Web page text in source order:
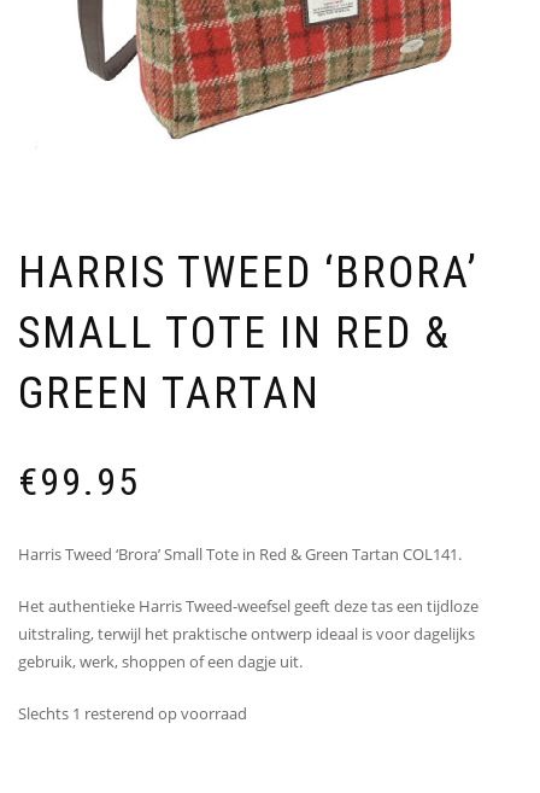
HARRIS TWEED ‘BRORA’
SMALL TOTE IN RED &
GREEN TARTAN
€99.95
Harris Tweed ‘Brora’ Small Tote in Red & Green Tartan COL141.
Het authentieke Harris Tweed-weefsel geeft deze tas een tijdloze
uitstraling, terwijl het praktische ontwerp ideaal is voor dagelijks
gebruik, werk, shoppen of een dagje uit.
Slechts 1 resterend op voorraad